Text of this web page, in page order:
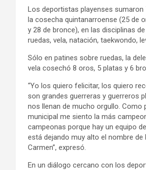
Los deportistas playenses sumaron
la cosecha quintanarroense (25 de
y 28 de bronce), en las disciplinas
ruedas, vela, natación, taekwondo,
Sólo en patines sobre ruedas, la
vela cosechó 8 oros, 5 platas y 6
“Yo los quiero felicitar, los quiero
son grandes guerreras y guerreros
nos llenan de mucho orgullo. Como
municipal me siento la más
campeonas porque hay un equipo
está dejando muy alto el nombre de
Carmen”, expresó.
En un diálogo cercano con los